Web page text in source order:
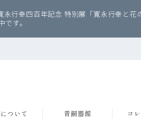
行幸四百年記念 特別展「寛永行幸と花
す。
ついて 青銅器館 コ